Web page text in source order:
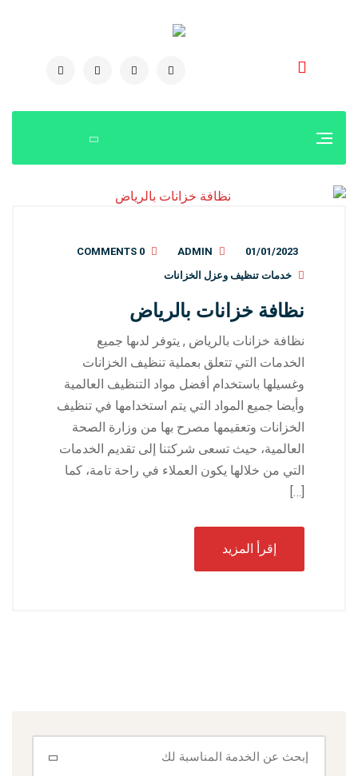
01/01/2023
ADMIN
0 COMMENTS
خدمات تنظيف وعزل الخزانات
نظافة خزانات بالرياض
نظافة خزانات بالرياض , يتوفر لدىها جميع
الخدمات التي تتعلق بعملية تنظيف الخزانات
وغسيلها باستخدام أفضل مواد التنظيف العالمية
وأيضا جميع المواد التي يتم استخدامها في تنظيف
الخزانات وتعقيمها مصرح بها من وزارة الصحة
العالمية، حيث تسعى شركتنا إلى تقديم الخدمات
التي من خلالها يكون العملاء في راحة تامة، كما
[…]
إقرأ المزيد